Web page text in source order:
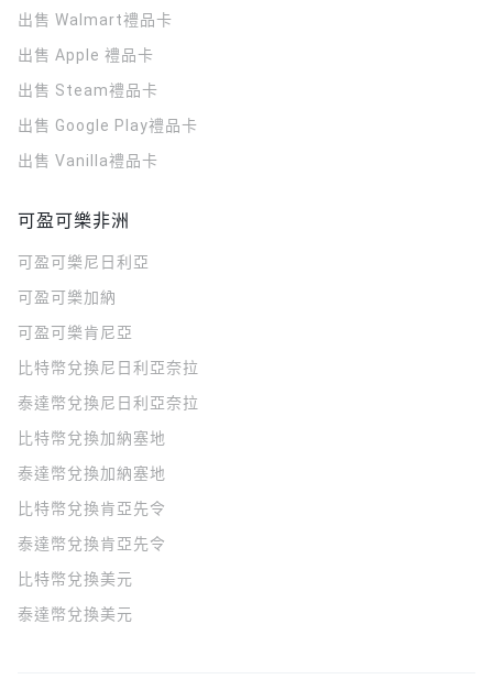
出售 Walmart禮品卡
出售 Apple 禮品卡
出售 Steam禮品卡
出售 Google Play禮品卡
出售 Vanilla禮品卡
可盈可樂非洲
可盈可樂 尼日利亞
可盈可樂加納
可盈可樂肯尼亞
比特幣兌換尼日利亞奈拉
泰達幣兌換尼日利亞奈拉
比特幣兌換加納塞地
泰達幣兌換加納塞地
比特幣兌換肯亞先令
泰達幣兌換肯亞先令
比特幣兌換美元
泰達幣兌換美元